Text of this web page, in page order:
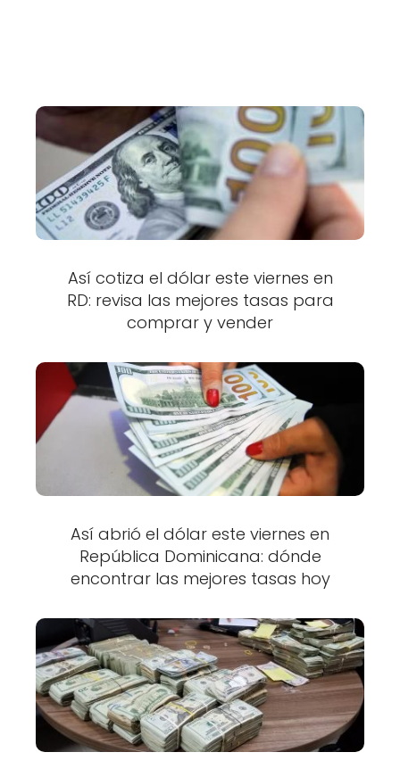
Así cotiza el dólar este viernes en
RD: revisa las mejores tasas para
comprar y vender
Así abrió el dólar este viernes en
República Dominicana: dónde
encontrar las mejores tasas hoy